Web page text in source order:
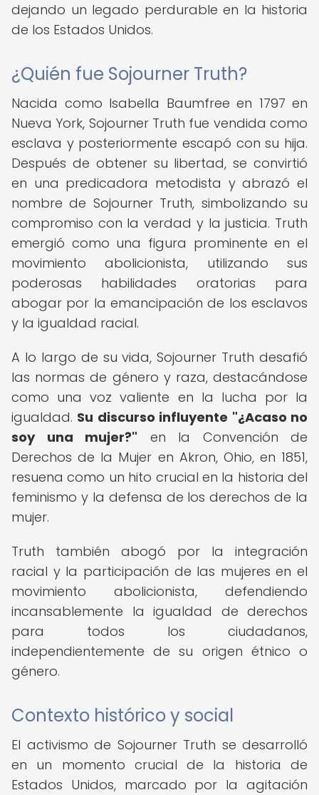
dejando un legado perdurable en la historia
de los Estados Unidos.
¿Quién fue Sojourner Truth?
Nacida como Isabella Baumfree en 1797 en
Nueva York, Sojourner Truth fue vendida como
esclava y posteriormente escapó con su hija.
Después de obtener su libertad, se convirtió
en una predicadora metodista y abrazó el
nombre de Sojourner Truth, simbolizando su
compromiso con la verdad y la justicia. Truth
emergió como una figura prominente en el
movimiento abolicionista, utilizando sus
poderosas habilidades oratorias para
abogar por la emancipación de los esclavos
y la igualdad racial.
A lo largo de su vida, Sojourner Truth desafió
las normas de género y raza, destacándose
como una voz valiente en la lucha por la
igualdad. Su discurso influyente "¿Acaso no
soy una mujer?" en la Convención de
Derechos de la Mujer en Akron, Ohio, en 1851,
resuena como un hito crucial en la historia del
feminismo y la defensa de los derechos de la
mujer.
Truth también abogó por la integración
racial y la participación de las mujeres en el
movimiento abolicionista, defendiendo
incansablemente la igualdad de derechos
para todos los ciudadanos,
independientemente de su origen étnico o
género.
Contexto histórico y social
El activismo de Sojourner Truth se desarrolló
en un momento crucial de la historia de
Estados Unidos, marcado por la agitación